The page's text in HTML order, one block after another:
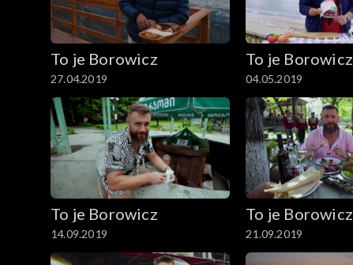
To je Borowicz
27.04.2019
To je Borowicz
04.05.2019
To je Borowicz
14.09.2019
To je Borowicz
21.09.2019